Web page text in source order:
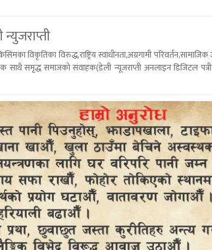
विकृतिका विरुद्ध,राष्ट्रिय स्वाधीनता,अग्रगामी
साथै समृद्ध समाजको संवाहक(डेली न्यूजराप्ती अनलाइन डिजिटल